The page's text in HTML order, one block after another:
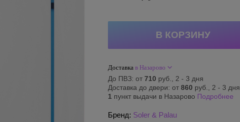
Доставка в Назарово
До ПВЗ: от 710 руб., 2 - 3 дня
Доставка до двери: от 860 руб., 2 - 3 дня
1 пункт выдачи в Назарово Подробнее
Бренд: Soler & Palau